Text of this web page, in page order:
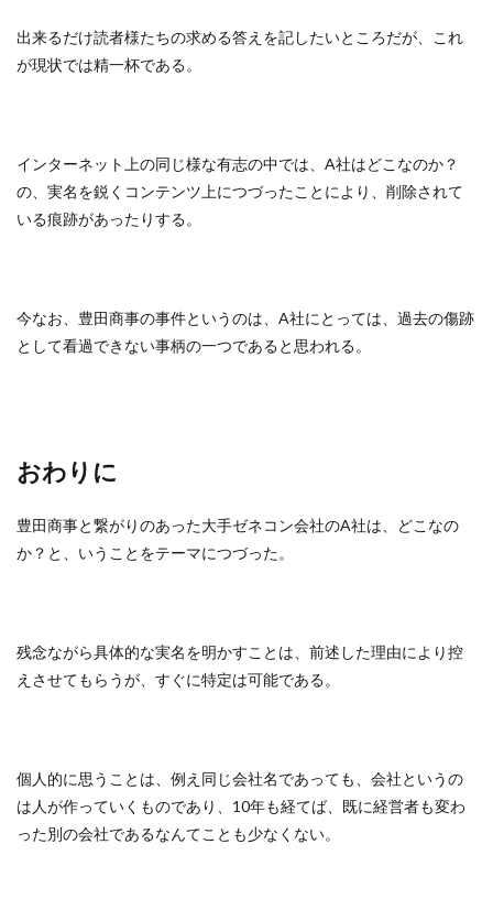
出来るだけ読者様たちの求める答えを記したいところだが、これ
が現状では精一杯である。
インターネット上の同じ様な有志の中では、A社はどこなのか？
の、実名を鋭くコンテンツ上につづったことにより、削除されて
いる痕跡があったりする。
今なお、豊田商事の事件というのは、A社にとっては、過去の傷跡
として看過できない事柄の一つであると思われる。
おわりに
豊田商事と繋がりのあった大手ゼネコン会社のA社は、どこなの
か？と、いうことをテーマにつづった。
残念ながら具体的な実名を明かすことは、前述した理由により控
えさせてもらうが、すぐに特定は可能である。
個人的に思うことは、例え同じ会社名であっても、会社というの
は人が作っていくものであり、10年も経てば、既に経営者も変わ
った別の会社であるなんてことも少なくない。